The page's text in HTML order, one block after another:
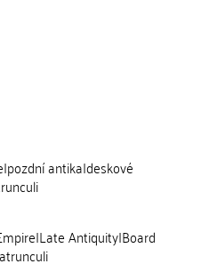
antika|deskové
Antiquity|Board